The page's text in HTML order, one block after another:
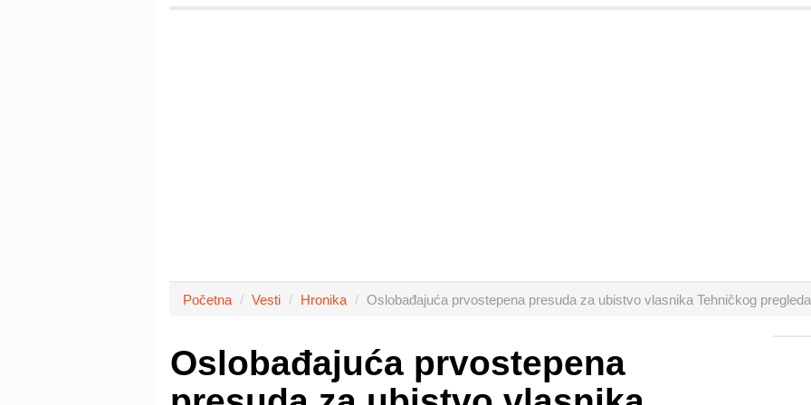
Početna Vesti Hronika Oslobađajuća prvostepena presuda za ubistvo vlasnika Tehničkog
Oslobađajuća prvostepena